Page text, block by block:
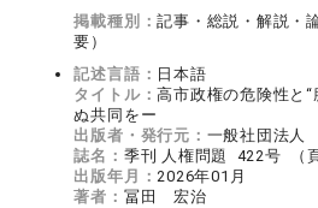
掲載種別：記事・総説・解説・
要）
記述言語： 日本語
タイトル：高市政権の危険性と“
ぬ共同をー
出版者・発行元： 一般社団法人
誌名： 季刊 人権問題 422号 （
出版年月：2026年01月
著者： 冨田 宏治